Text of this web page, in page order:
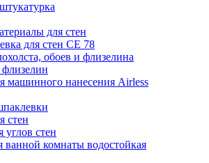
для стен
для стен CE 78
обоев и флизелина
флизелин
машинного нанесения Airless
стен
стен
ванной комнаты водостойкая